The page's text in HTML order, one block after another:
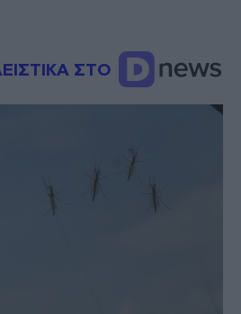
ΣΤΟ